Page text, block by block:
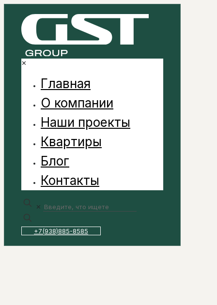
✕
Главная
О компании
Наши проекты
Квартиры
Блог
Контакты
✕
+7(938)885-8585